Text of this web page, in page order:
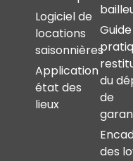
Logiciel de
locations
saisonnières
Application
état des
lieux
Guide
du
de
des